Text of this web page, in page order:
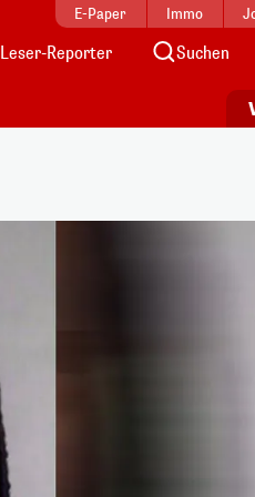
E-Paper Immo
Leser-Reporter Suchen